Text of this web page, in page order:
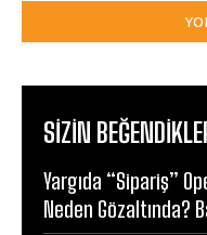
SIZIN
Yargıda “Sipariş”
Neden Gözaltında?